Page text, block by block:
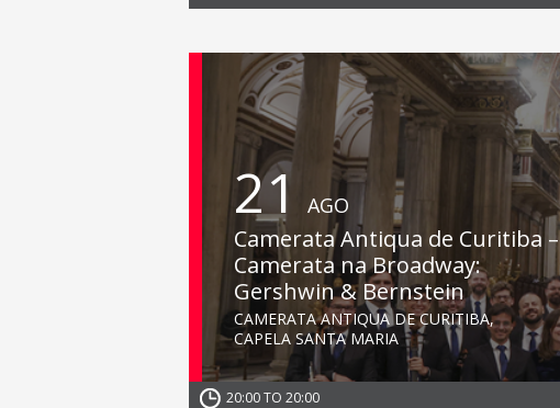
21 AGO
Camerata Antiqua de Curitiba –
Camerata na Broadway:
Gershwin & Bernstein
CAMERATA ANTIQUA DE CURITIBA,
CAPELA SANTA MARIA
20:00 TO 20:00